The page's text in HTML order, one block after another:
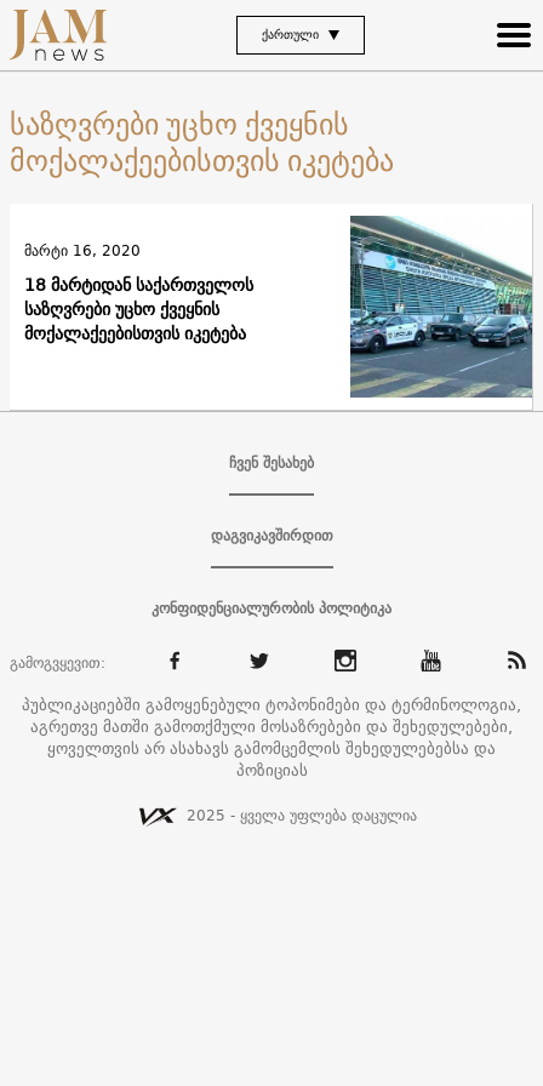
ᲥᲐᲠᲗᲣᲚᲘ
საზღვრები უცხო ქვეყნის
მოქალაქეებისთვის იკეტება
18 მარტიდან საქართველოს
საზღვრები უცხო ქვეყნის
მოქალაქეებისთვის იკეტება
მარტი 16, 2020
ჩვენ შესახებ
დაგვიკავშირდით
კონფიდენციალურობის პოლიტიკა
გამოგვყევით:
პუბლიკაციებში გამოყენებული ტოპონიმები და ტერმინოლოგია,
აგრეთვე მათში გამოთქმული მოსაზრებები და შეხედულებები,
ყოველთვის არ ასახავს გამომცემლის შეხედულებებსა და
პოზიციას
2025 - ყველა უფლება დაცულია